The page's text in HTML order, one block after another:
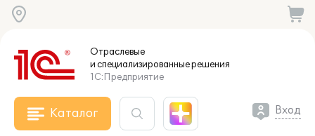
Отраслевые
и специализированныерешения
1С:Предприятие
Каталог Вход